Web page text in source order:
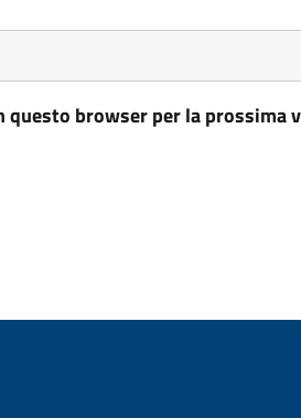
browser per la prossima